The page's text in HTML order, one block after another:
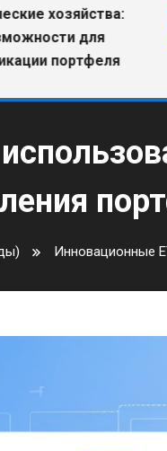
хозяйства:
для
портфеля
Инновационные